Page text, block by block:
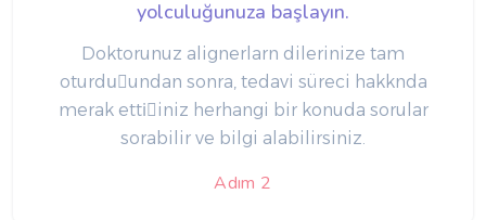
yolculuğunuza başlayın.
Doktorunuz alignerlar‎n di‏lerinize tam
oturduًundan sonra, tedavi süreci hakk‎nda
merak ettiًiniz herhangi bir konuda sorular
sorabilir ve bilgi alabilirsiniz.
Adım 2